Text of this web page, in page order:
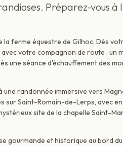
Préparez-vous
la ferme équestre de Gilhoc. Dès
votre compagnon de route : un
une séance d'échauffement des
randonnée immersive vers
sur Saint-Romain-de-Lerps, avec
site de la chapelle Saint-
gourmande et historique au bord